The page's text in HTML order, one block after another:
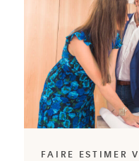
FAIRE ESTIMER